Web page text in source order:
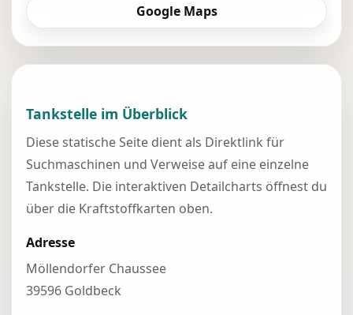
Google Maps
Tankstelle im Überblick
Diese statische Seite dient als Direktlink für
Suchmaschinen und Verweise auf eine einzelne
Tankstelle. Die interaktiven Detailcharts öffnest du
über die Kraftstoffkarten oben.
Adresse
Möllendorfer Chaussee
39596 Goldbeck